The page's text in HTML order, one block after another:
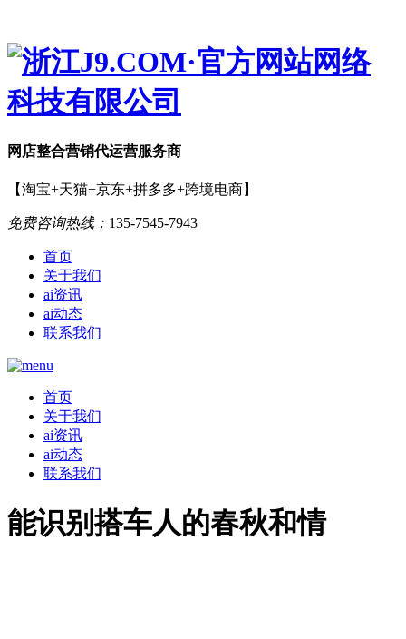
网店整合营销代运营服务商
【淘宝+天猫+京东+拼多多+跨境电商】
免费咨询热线： 135-7545-7943
首页
关于我们
ai资讯
ai动态
联系我们
首页
关于我们
ai资讯
ai动态
联系我们
能识别搭车人的春秋和情